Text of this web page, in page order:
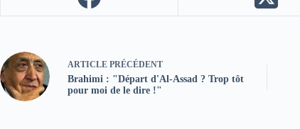
ARTICLE PRÉCÉDENT
Brahimi : "Départ d'Al-Assad ? Trop tôt
pour moi de le dire !"